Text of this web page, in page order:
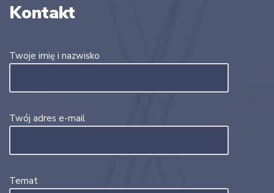
Kontakt
Twoje imię i nazwisko
Twój adres e-mail
Temat